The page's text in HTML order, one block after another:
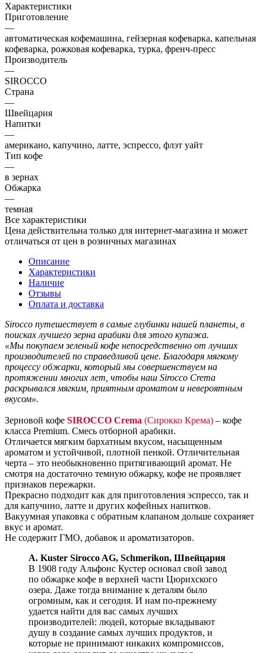
Характеристики
Приготовление
—
автоматическая кофемашина, гейзерная кофеварка, капельная
кофеварка, рожковая кофеварка, турка, френч-пресс
Производитель
—
SIROCCO
Страна
—
Швейцария
Напитки
—
американо, капучино, латте, эспрессо, флэт уайт
Тип кофе
—
в зернах
Обжарка
—
темная
Все характеристики
Цена действительна только для интернет-магазина и может
отличаться от цен в розничных магазинах
Описание
Характеристики
Наличие
Отзывы
Оплата и доставка
Sirocco путешествует в самые глубинки нашей планеты, в
поисках лучшего зерна арабики для этого купажа.
«Мы покупаем зеленый кофе непосредственно от лучших
производителей по справедливой цене. Благодаря мягкому
процессу обжарки, который мы совершенствуем на
протяжении многих лет, чтобы наш Sirocco Crema
раскрывался мягким, приятным ароматом и невероятным
вкусом».
Зерновой кофе SIROCCO Crema (Сирокко Крема) – кофе
класса Premium. Смесь отборной арабики.
Отличается мягким бархатным вкусом, насыщенным
ароматом и устойчивой, плотной пенкой. Отличительная
черта – это необыкновенно притягивающий аромат. Не
смотря на достаточно темную обжарку, кофе не проявляет
признаков пережарки.
Прекрасно подходит как для приготовления эспрессо, так и
для капучино, латте и других кофейных напитков.
Вакуумная упаковка с обратным клапаном дольше сохраняет
вкус и аромат.
Не содержит ГМО, добавок и ароматизаторов.
A. Kuster Sirocco AG, Schmerikon, Швейцария
В 1908 году Альфонс Кустер основал свой завод
по обжарке кофе в верхней части Цюрихского
озера. Даже тогда внимание к деталям было
огромным, как и сегодня. И нам по-прежнему
удается найти для вас самых лучших
производителей: людей, которые вкладывают
душу в создание самых лучших продуктов, и
которые не принимают никаких компромиссов,